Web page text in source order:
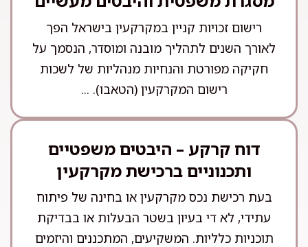
רישום זכויות קניין במקרקעין בישראל הפך
לאורך השנים לתהליך מובנה ומוסדר, הנסמך על
חקיקה מפורטת והנחיות מנהליות של לשכות
רישום המקרקעין (הטאבו). ...
דוח קרקע – היבטים משפטיים
ותכנוניים ברכישת מקרקעין
בעת רכישת נכס מקרקעין או בחינה של פיתוח
עתידי, לא די בעיון בשטר הבעלות או בבדיקת
תוכניות כלליות. המשקיעים, המתכננים והיזמים